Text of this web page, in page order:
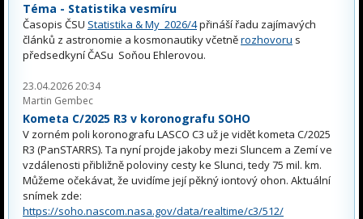
Téma - Statistika vesmíru
Časopis ČSU Statistika & My 2026/4přináší řadu zajímavých
článků z astronomie a kosmonautiky včetněrozhovoru s
předsedkyní ČASu Soňou Ehlerovou.
23.04.2026 20:34
Martin Gembec
Kometa C/2025 R3 v koronografu SOHO
V zorném poli koronografu LASCO C3 už je vidět kometa C/2025
R3 (PanSTARRS). Ta nyní projde jakoby mezi Sluncem a Zemí ve
vzdálenosti přibližně poloviny cesty ke Slunci, tedy 75 mil. km.
Můžeme očekávat, že uvidíme její pěkný iontový ohon. Aktuální
snímek zde:
https://soho.nascom.nasa.gov/data/realtime/c3/512/